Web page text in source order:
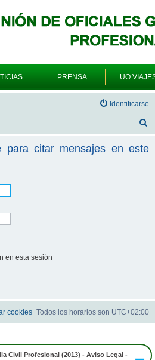
PRENSA UO
Identificarse
c
para citar mensajes en este
en esta sesión
Todos los horarios son UTC+02:00
cookies
Civil Profesional (2013) - Aviso Legal -